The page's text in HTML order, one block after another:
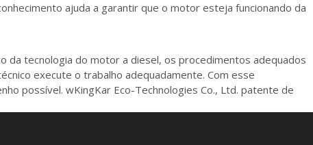
ajuda a garantir que o motor esteja funcionando da
da tecnologia do motor a diesel, os procedimentos adequados
execute o trabalho adequadamente. Com esse
possível. wKingKar Eco-Technologies Co., Ltd. patente de